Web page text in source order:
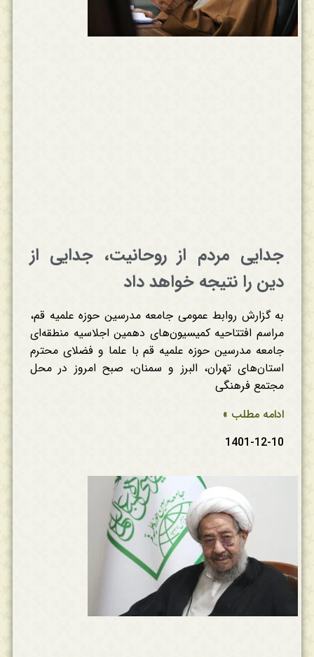
جدایی مردم از روحانیت، جدایی از
دین را نتیجه خواهد داد
به گزارش روابط عمومی جامعه مدرسین حوزه علمیه قم،
مراسم افتتاحیه کمیسیون‌های دهمین اجلاسیه منطقه‌ای
جامعه مدرسین حوزه علمیه قم با علما و فضلای محترم
استان‌های تهران، البرز و سمنان، صبح امروز در محل
مجتمع فرهنگی
ادامه مطلب »
1401-12-10